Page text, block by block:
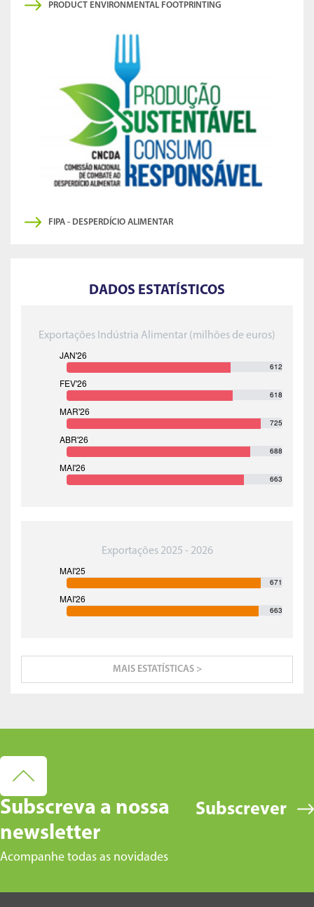
PRODUCT ENVIRONMENTAL FOOTPRINTING
FIPA - DESPERDÍCIO ALIMENTAR
DADOS ESTATÍSTICOS
Exportações Indústria Alimentar (milhões de euros)
612
618
725
688
663
Exportações 2025 - 2026
671
663
MAIS ESTATÍSTICAS >
Subscreva a nossa
newsletter
Acompanhe todas as novidades
Subscrever